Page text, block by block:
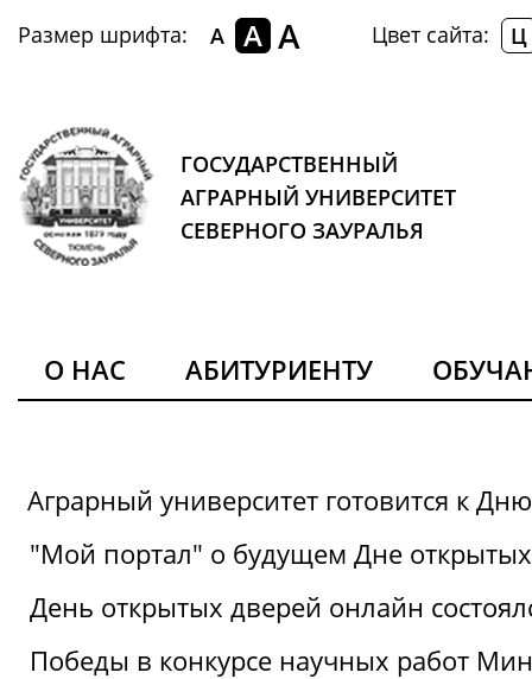
Размер шрифта: A A A Цвет сайта: Ц
ГОСУДАРСТВЕННЫЙ
АГРАРНЫЙ УНИВЕРСИТЕТ
СЕВЕРНОГО ЗАУРАЛЬЯ
О НАС АБИТУРИЕНТУ
Аграрный университет готовится к
"Мой портал" о будущем Дне
День открытых дверей онлайн
Победы в конкурсе научных работ